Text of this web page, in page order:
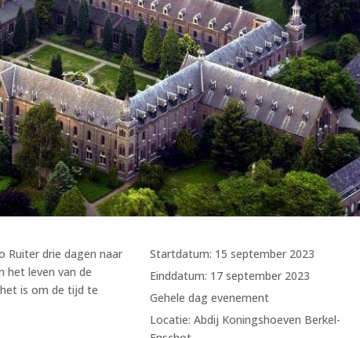
Startdatum: 15 september 2023
Einddatum: 17 september 2023
Gehele dag evenement
Locatie:Abdij Koningshoeven Berkel-
Ruiter drie dagen naar
het leven van de
is om de tijd te